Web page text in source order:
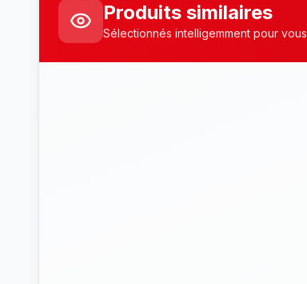
Produits similaires
Sélectionnés intelligemment pour vous